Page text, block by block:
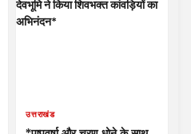
उत्तराखंड